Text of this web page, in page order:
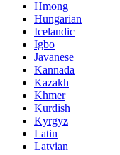
Hmong
Hungarian
Icelandic
Igbo
Javanese
Kannada
Kazakh
Khmer
Kurdish
Kyrgyz
Latin
Latvian